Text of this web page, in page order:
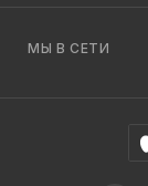
МЫ В СЕТИ